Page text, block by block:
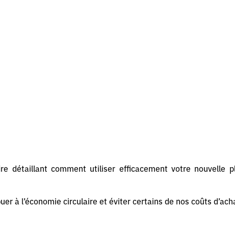
détaillant comment utiliser efficacement votre
à l’économie circulaire et éviter certains de nos coûts